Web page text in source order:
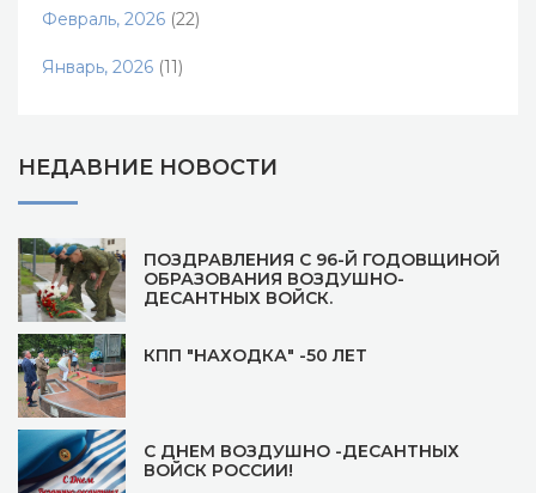
Февраль, 2026 (22)
Январь, 2026 (11)
НЕДАВНИЕ НОВОСТИ
ПОЗДРАВЛЕНИЯ С 96-Й ГОДОВЩИНОЙ
ОБРАЗОВАНИЯ ВОЗДУШНО-
ДЕСАНТНЫХ ВОЙСК.
КПП "НАХОДКА" -50 ЛЕТ
С ДНЕМ ВОЗДУШНО -ДЕСАНТНЫХ
ВОЙСК РОССИИ!